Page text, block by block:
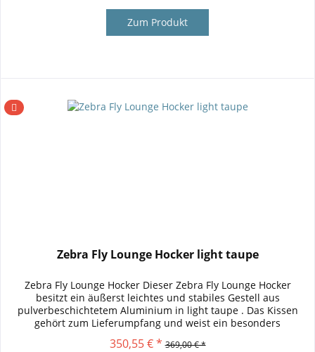
Zum Produkt
Zebra Fly Lounge Hocker light taupe
Zebra Fly Lounge Hocker Dieser Zebra Fly Lounge Hocker
besitzt ein äußerst leichtes und stabiles Gestell aus
pulverbeschichtetem Aluminium in light taupe . Das Kissen
gehört zum Lieferumpfang und weist ein besonders
angenehmes Sitzgefühl...
350,55 € * 369,00 € *